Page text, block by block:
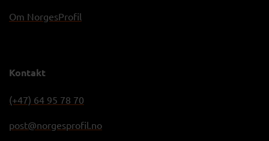
Om NorgesProfil
Kontakt
(+47) 64 95 78 70
post@norgesprofil.no